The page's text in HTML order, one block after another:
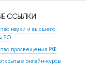
ССЫЛКИ
науки и высшего
РФ
просвещения РФ
онлайн-курсы